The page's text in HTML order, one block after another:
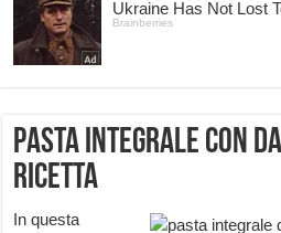
Pasta integrale con
ricetta
In questa